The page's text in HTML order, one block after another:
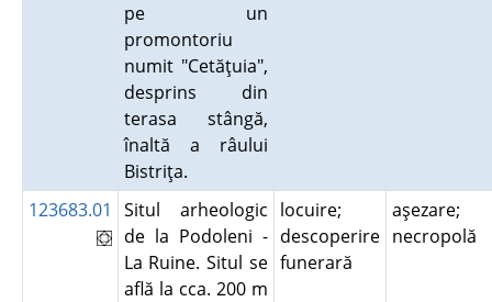
pe un
promontoriu
numit "Cetăţuia",
desprins din
terasa stângă,
înaltă a râului
Bistriţa.
123683.01
Situl arheologic
de la Podoleni -
La Ruine. Situl se
află la cca. 200 m
locuire;
descoperire
funerară
aşezare;
necropolă